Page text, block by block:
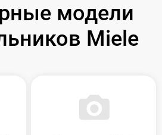
модели
Miele